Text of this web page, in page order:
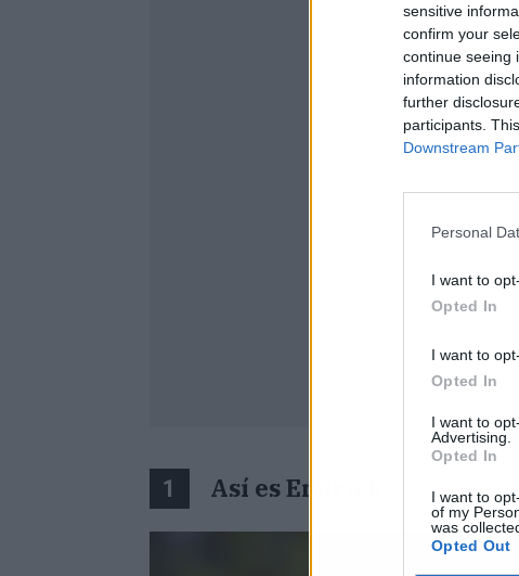
sensitive
confirm your
continue seeing
information
further
participants.
Downstream
Personal
I want to
Opted In
I want to
Opted In
I want to
Advertising.
Opted In
I want to
of my
was
Opted Out
1 Así es Endrick